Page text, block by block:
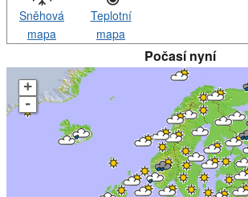
Sněhová
mapa
Teplotní
mapa
Počasí nyní
+
-